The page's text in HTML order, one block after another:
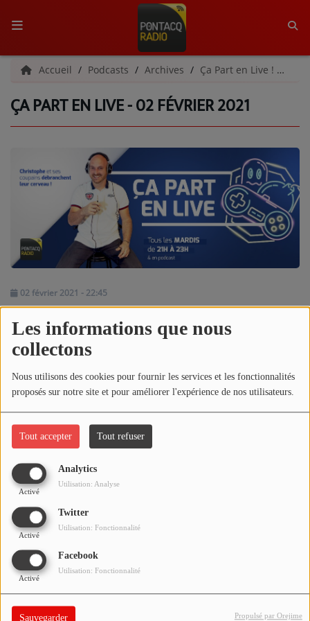
Les informations que nous
collectons
Nous utilisons des cookies pour fournir les services et les fonctionnalités
proposés sur notre site et pour améliorer l'expérience de nos utilisateurs.
Tout accepter Tout refuser
Analytics
Activé
Utilisation: Analyse
Twitter
Activé
Utilisation: Fonctionnalité
Facebook
Activé
Utilisation: Fonctionnalité
Sauvegarder Propulsé par Orejime
ACCUEIL
RADIO
L'ÉQUIPE
GRILLE DES PROGRAMMES
C'ÉTAIT QUOI CE TITRE ?
MÉDIAS
PODCASTS - SAISON 2026/2027
NOS PROGRAMMES COURTS
ARCHIVES - SAISONS PASSÉES
VOS ÉMISSIONS EN IMAGES
PHOTOS
ANNONCEURS & ESPACE PRO
VOTRE PUBLICITÉ SUR PONTACQ RADIO
LOCATION DE STUDIOS
ÉDUCATION AUX MÉDIAS ET À
L'INFORMATION
EN QUOI ÇA CONSISTE ?
ÉCOUTEZ LES PRODUCTIONS
Accueil Podcasts Archives Ça Part en Live ! | Archives
ÇA PART EN LIVE - 02 FÉVRIER 2021
02 février 2021 - 22:45
Écouter le podcast
Télécharger le podcast
Réécoutez l'émission ÇA PART EN LIVE spécialeAnnées
2000du mardi 02 février 2021 !